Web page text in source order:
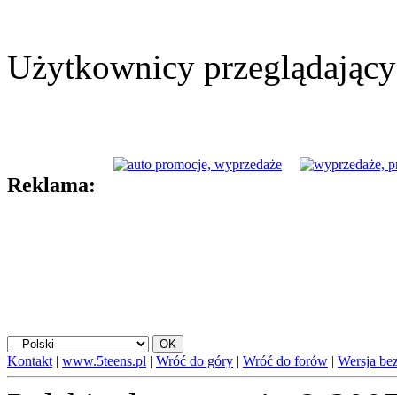
Użytkownicy
Reklama:
Kontakt | www.5teens.pl | Wróć do góry | Wróć do forów | Wersja